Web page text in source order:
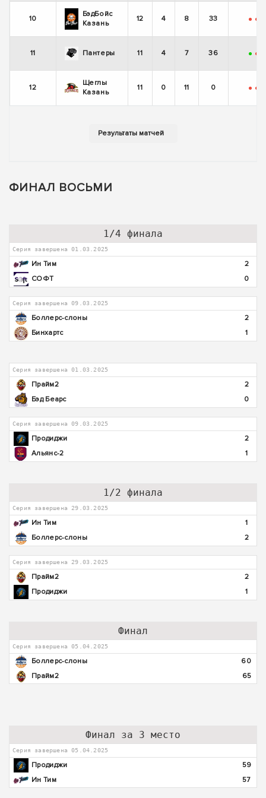
10
БэдБойс
Казань
12 4 8 33 - -
11 Пантеры 11 4 7 36 + -
12
Щеглы
Казань
11 0 11 0 - -
ФИНАЛ ВОСЬМИ
1/4 финала
Серия завершена 01.03.2025
Ин Тим
2
СОФТ
0
Серия завершена 09.03.2025
Боллерс-слоны
2
Бинхартс
1
Серия завершена 01.03.2025
Прайм2
2
Бэд Беарс
0
Серия завершена 09.03.2025
Продиджи
2
Альянс-2
1
1/2 финала
Серия завершена 29.03.2025
Ин Тим
1
Боллерс-слоны
2
Серия завершена 29.03.2025
Прайм2
2
Продиджи
1
Финал
Серия завершена 05.04.2025
Боллерс-слоны
60
Прайм2
65
Финал за 3 место
Серия завершена 05.04.2025
Продиджи
59
Ин Тим
57